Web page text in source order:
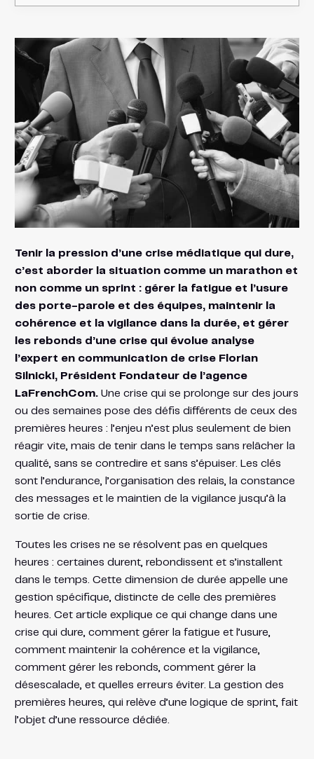
Tenir la pression d’une crise médiatique qui dure,
c’est aborder la situation comme un marathon et
non comme un sprint : gérer la fatigue et l’usure
des porte-parole et des équipes, maintenir la
cohérence et la vigilance dans la durée, et gérer
les rebonds d’une crise qui évolue analyse
l’expert en communication de crise Florian
Silnicki, Président Fondateur de l’agence
LaFrenchCom.Une crise qui se prolonge sur des jours
ou des semaines pose des défis différents de ceux des
premières heures : l’enjeu n’est plus seulement de bien
réagir vite, mais de tenir dans le temps sans relâcher la
qualité, sans se contredire et sans s’épuiser. Les clés
sont l’endurance, l’organisation des relais, la constance
des messages et le maintien de la vigilance jusqu’à la
sortie de crise.
Toutes les crises ne se résolvent pas en quelques
heures : certaines durent, rebondissent et s’installent
dans le temps. Cette dimension de durée appelle une
gestion spécifique, distincte de celle des premières
heures. Cet article explique ce qui change dans une
crise qui dure, comment gérer la fatigue et l’usure,
comment maintenir la cohérence et la vigilance,
comment gérer les rebonds, comment gérer la
désescalade, et quelles erreurs éviter. La gestion des
premières heures, qui relève d’une logique de sprint, fait
l’objet d’une ressource dédiée.